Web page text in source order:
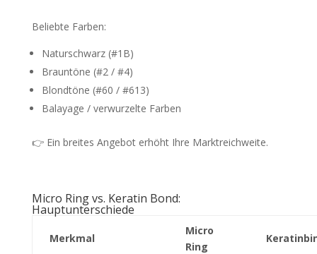
Beliebte Farben:
Naturschwarz (#1B)
Brauntöne (#2 / #4)
Blondtöne (#60 / #613)
Balayage / verwurzelte Farben
👉 Ein breites Angebot erhöht Ihre Marktreichweite.
Micro Ring vs. Keratin Bond:
Hauptunterschiede
Merkmal
Micro
Ring